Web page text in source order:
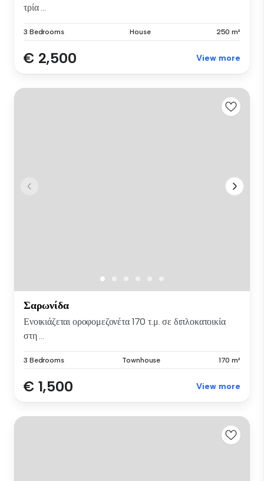
τρία ...
3 Bedrooms House 250 m²
€ 2,500 View more
Σαρωνίδα
Ενοικιάζεται οροφομεζονέτα 170 τ.μ. σε διπλοκατοικία
στη ...
3 Bedrooms Townhouse 170 m²
€ 1,500 View more